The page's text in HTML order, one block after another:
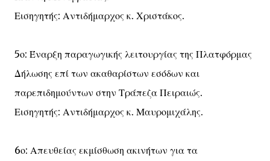
Εισηγητής: Αντιδήμαρχος κ. Χριστάκος.
5ο: Έναρξη παραγωγικής λειτουργίας της Πλατφόρμας
Δήλωσης επί των ακαθαρίστων εσόδων και
παρεπιδημούντων στην Τράπεζα Πειραιώς.
Εισηγητής: Αντιδήμαρχος κ. Μαυρομιχάλης.
6ο: Απευθείας εκμίσθωση ακινήτων για τα